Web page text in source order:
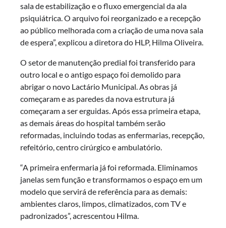
sala de estabilização e o fluxo emergencial da ala
psiquiátrica. O arquivo foi reorganizado e a recepção
ao público melhorada com a criação de uma nova sala
de espera”, explicou a diretora do HLP, Hilma Oliveira.
O setor de manutenção predial foi transferido para
outro local e o antigo espaço foi demolido para
abrigar o novo Lactário Municipal. As obras já
começaram e as paredes da nova estrutura já
começaram a ser erguidas. Após essa primeira etapa,
as demais áreas do hospital também serão
reformadas, incluindo todas as enfermarias, recepção,
refeitório, centro cirúrgico e ambulatório.
“A primeira enfermaria já foi reformada. Eliminamos
janelas sem função e transformamos o espaço em um
modelo que servirá de referência para as demais:
ambientes claros, limpos, climatizados, com TV e
padronizados”, acrescentou Hilma.